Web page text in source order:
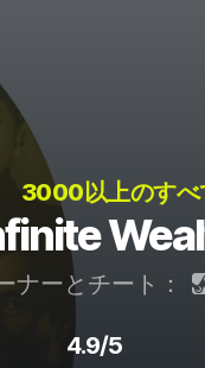
3000以上のす
ナーとチート：
4.9/5